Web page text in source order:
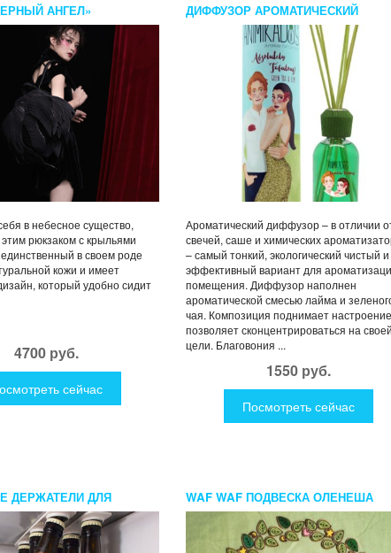
АНГЕЛ»
в небесное существо,
рюкзаком с крыльями
в своем роде
кожи и имеет
который удобно сидит
4700 руб.
сейчас
ДИФФУЗОР АРОМАТИЧЕСКИЙ
ABSOLUTELY FABULOUS
ANIMIKADOS 100 МЛ
Ароматический диффузор – в отличии
свечей, саше и химических
– самый тонкий, экологический чистый и
эффективный вариант для
помещения. Диффузор наполнен
ароматической смесью лайма и
чая. Композиция поднимает
позволяет сконцентрироваться на своей
цели. Благовония ...
1550 руб.
Посмотреть сейчас
ДЕРЖАТЕЛИ ДЛЯ
WAF WAF ПОДВЕСКА ОЛЕНЕША